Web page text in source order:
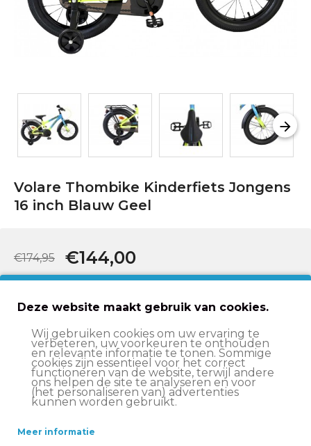
Volare Thombike Kinderfiets Jongens
16 inch Blauw Geel
€144,00
€174,95
Op werkdagen voor 15:00 besteld, volgende werkdag
in huis*
Let op:op vrijdag voor 11:00 uur besteld = volgende
werkdag in huis
scherp geprijsd
14 dagenbedenktijd
Deze website maakt gebruik van cookies.
Wij gebruiken cookies om uw ervaring te
verbeteren, uw voorkeuren te onthouden
en relevante informatie te tonen. Sommige
cookies zijn essentieel voor het correct
functioneren van de website, terwijl andere
ons helpen de site te analyseren en voor
(het personaliseren van) advertenties
kunnen worden gebruikt.
Meer informatie